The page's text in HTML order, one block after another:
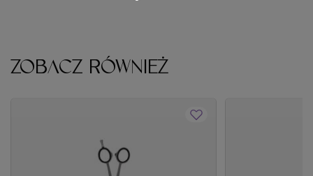
ZOBACZ RÓWNIEŻ